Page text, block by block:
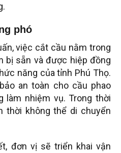
phó
việc cắt cầu nằm trong
bị sẵn và được hiệp đồng
năng của tỉnh Phú Thọ.
an toàn cho cầu phao
làm nhiệm vụ. Trong thời
thời không thể di chuyển
đơn vị sẽ triển khai vận